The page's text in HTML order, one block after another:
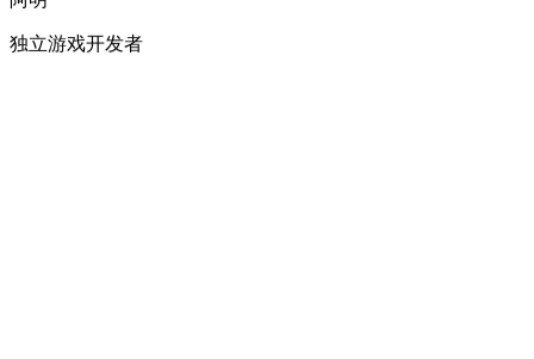
MP3，挑最合调的那个用，再也不用花几小时在版权音乐库里
翻。